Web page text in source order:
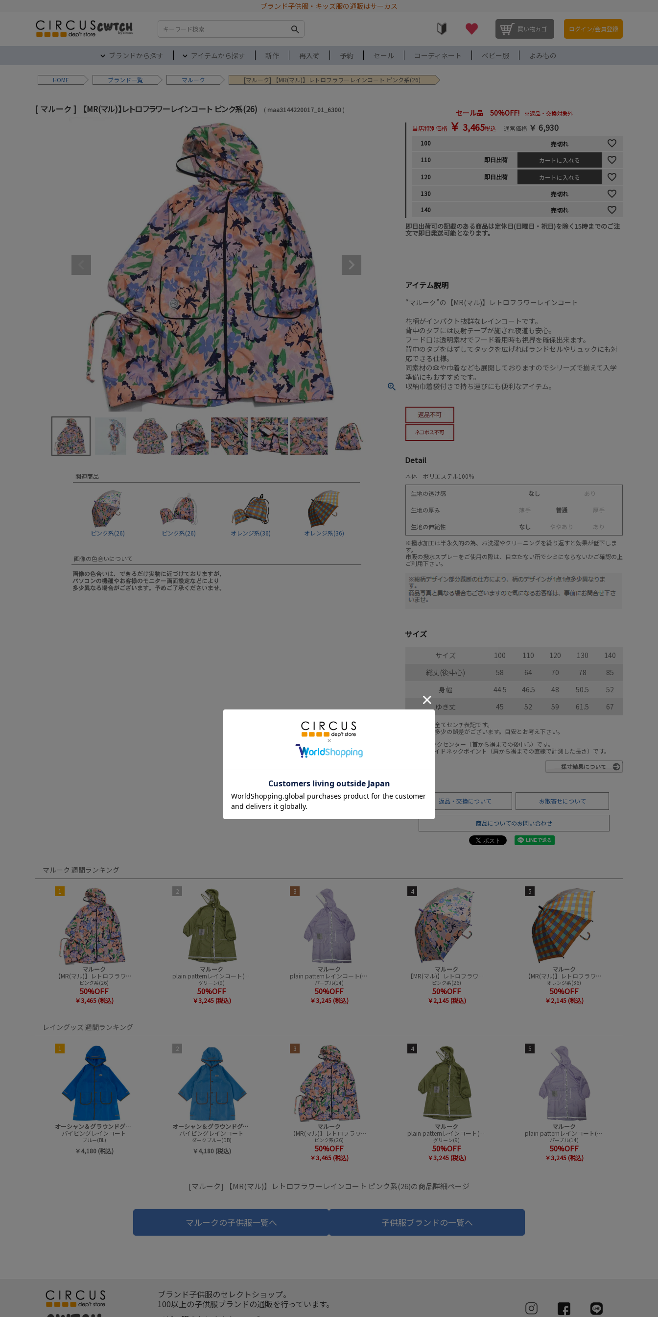
ブランド子供服・キッズ服の通販はサーカス
検索 買い物カゴ ログイン/会員登録
ブランドから探す アイテムから探す 新作 再入荷 予約 セール コーディネート ベビー服 よみもの
HOME ブランド マルーク [マルーク] 【MR(マル)】レトロフラワーレインコート ピンク系(26)
マルーク 【MR(マル)】レトロフラワーレインコート ピンク系(26) maa3144220017_01_6300
関連商品
ピンク系(26) ピンク系(26) オレンジ系(36) オレンジ系(36)
画像の色合いについて
セール品 50%OFF! ※返品・交換対象外
当店特別価格 ￥ 3,465税込 通常価格 ￥ 6,930
100
売切れ
110
即日出荷
カートに入れる
120
即日出荷
カートに入れる
130
売切れ
140
売切れ
即日出荷可の記載のある商品は定休日(日曜日・祝日)を除く15時までのご注
文で即日発送可能となります。
アイテム説明
“マルーク”の【MR(マル)】レトロフラワーレインコート
花柄がインパクト抜群なレインコートです。
背中のタブには反射テープが施され夜道も安心。
フード口は透明素材でフード着用時も視界を確保出来ます。
背中のタブをはずしてタックを広げればランドセルやリュックにも対
応できる仕様。
同素材の傘や巾着なども展開しておりますのでシリーズで揃えて入学
準備にもおすすめです。
収納巾着袋付きで持ち運びにも便利なアイテム。
Detail
本体 ポリエステル100%
生地の透け感 なし あ り
生地の厚み
薄手 普通 厚手
生地の伸縮性
なし ややあ り あ り
※撥水加工は半永久的の為、お洗濯やクリーニングを繰り返すと効果が低下しま
す。
市販の撥水スプレーをご使用の際は、目立たない所でシミにならないかご確認の上
ご利用下さい。
サイズ
サイズ 100 110 120 130
140
総丈(後中心)
58 64 70 78
85
身幅
44.5 46.5 48 50.5
52
ゆき丈
45 52 59 61.5 67
採寸結果は全てセンチ表記です。
商品により多少の誤差がございます。目安とお考え下さい。
※BCはバックセンター（首から裾までの後中心）です。
※SNPはサイドネックポイント（肩から裾までの直線で計測した長さ）です。
返品・交換について お取寄せについて
商品についてのお問い合わせ
マルーク 週間ランキング
1
マルーク
【MR(マル)】レトロフラワーレインコート
ピンク系(26)
50%OFF
￥3,465 (税込)
2
マルーク
plain patternレインコート(巾着付）
グリーン(9)
50%OFF
￥3,245 (税込)
3
マルーク
plain patternレインコート(巾着付）
パープル(14)
50%OFF
￥3,245 (税込)
4
マルーク
【MR(マル)】レトロフラワー・アートチェックアンブレラ
ピンク系(26)
50%OFF
￥2,145 (税込)
5
マルーク
【MR(マル)】レトロフラワー・アートチェックアンブレラ
オレンジ系(36)
50%OFF
￥2,145 (税込)
レイングッズ 週間ランキング
1
オーシャン＆グラウンドグッズ
パイピングレインコート
ブルー(BL)
￥4,180 (税込)
2
オーシャン＆グラウンドグッズ
パイピングレインコート
ダークブルー(DB)
￥4,180 (税込)
3
マルーク
【MR(マル)】レトロフラワーレインコート
ピンク系(26)
50%OFF
￥3,465 (税込)
4
マルーク
plain patternレインコート(巾着付）
グリーン(9)
50%OFF
￥3,245 (税込)
5
マルーク
plain patternレインコート(巾着付）
パープル(14)
50%OFF
￥3,245 (税込)
[マルーク] 【MR(マル)】レトロフラワーレインコート ピンク系(26)の商品詳細ページ
マルークの子供服一覧へ 子供服ブランドの一覧へ
ブランド子供服のセレクトショップ。
100以上の子供服ブランドの通販を行っています。